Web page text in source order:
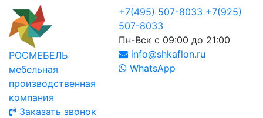
РОСМЕБЕЛЬ
мебельная
производственная
компания
+7(495) 507-8033 +7(925)
507-8033
Пн-Вск с 09:00 до 21:00
info@shkaflon.ru
WhatsApp
Заказать звонок